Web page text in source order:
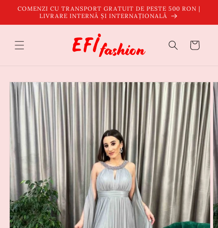
Salt la
conținut
COMENZI CU TRANSPORT GRATUIT DE PESTE 500 RON |
LIVRARE INTERNĂ ȘI INTERNAȚIONALĂ
Coș
informațiile
despre
produs